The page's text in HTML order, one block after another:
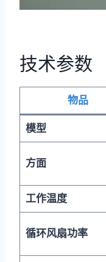
技术参数
物品
模型
方面
工作温度
循环风扇功率